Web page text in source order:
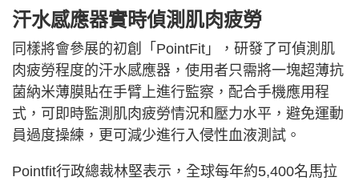
汗水感應器實時偵測肌肉疲勞
同樣將會參展的初創「PointFit」，研發了可偵測肌
肉疲勞程度的汗水感應器，使用者只需將一塊超薄抗
菌納米薄膜貼在手臂上進行監察，配合手機應用程
式，可即時監測肌肉疲勞情況和壓力水平，避免運動
員過度操練，更可減少進行入侵性血液測試。
Pointfit行政總裁林堅表示，全球每年約5,400名馬拉